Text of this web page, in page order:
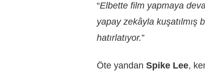
“Elbette film yapmaya
yapay zekâyla kuşatılmış
hatırlatıyor.”
Öte yandan Spike Lee,